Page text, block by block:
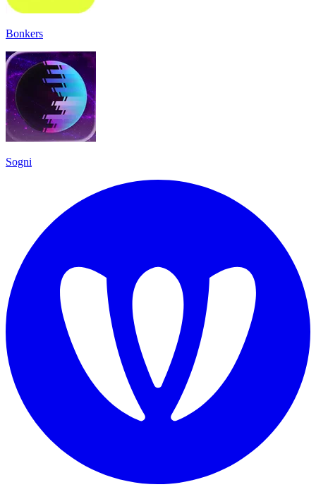
Bonkers
Sogni